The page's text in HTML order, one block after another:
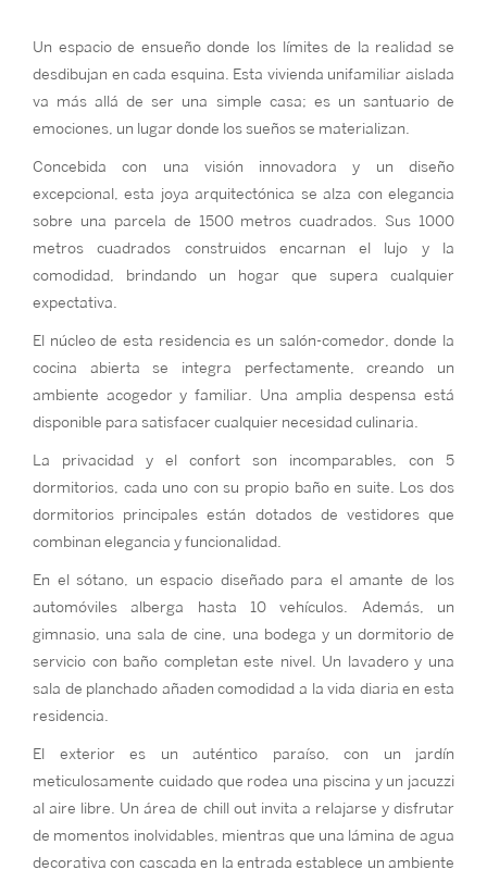
Un espacio de ensueño donde los límites de la realidad se
desdibujan en cada esquina. Esta vivienda unifamiliar aislada
va más allá de ser una simple casa; es un santuario de
emociones, un lugar donde los sueños se materializan.
Concebida con una visión innovadora y un diseño
excepcional, esta joya arquitectónica se alza con elegancia
sobre una parcela de 1500 metros cuadrados. Sus 1000
metros cuadrados construidos encarnan el lujo y la
comodidad, brindando un hogar que supera cualquier
expectativa.
El núcleo de esta residencia es un salón-comedor, donde la
cocina abierta se integra perfectamente, creando un
ambiente acogedor y familiar. Una amplia despensa está
disponible para satisfacer cualquier necesidad culinaria.
La privacidad y el confort son incomparables, con 5
dormitorios, cada uno con su propio baño en suite. Los dos
dormitorios principales están dotados de vestidores que
combinan elegancia y funcionalidad.
En el sótano, un espacio diseñado para el amante de los
automóviles alberga hasta 10 vehículos. Además, un
gimnasio, una sala de cine, una bodega y un dormitorio de
servicio con baño completan este nivel. Un lavadero y una
sala de planchado añaden comodidad a la vida diaria en esta
residencia.
El exterior es un auténtico paraíso, con un jardín
meticulosamente cuidado que rodea una piscina y un jacuzzi
al aire libre. Un área de chill out invita a relajarse y disfrutar
de momentos inolvidables, mientras que una lámina de agua
decorativa con cascada en la entrada establece un ambiente